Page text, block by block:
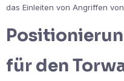
das Einleiten von Angriffen
für den